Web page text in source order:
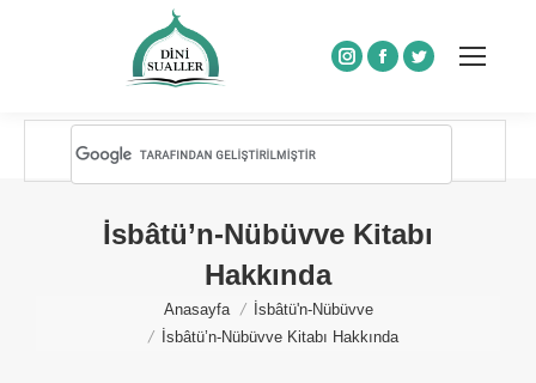
Instagram
Facebook
Twitter
İsbâtü’n-Nübüvve Kitabı
Hakkında
Anasayfa
İsbâtü'n-Nübüvve
İsbâtü’n-Nübüvve Kitabı Hakkında